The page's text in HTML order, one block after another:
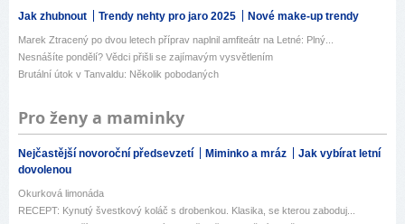
Jak zhubnout Trendy nehty pro jaro 2025 Nové make-up trendy
Marek Ztracený po dvou letech příprav naplnil amfiteátr na Letné: Plný...
Nesnášíte pondělí? Vědci přišli se zajímavým vysvětlením
Brutální útok v Tanvaldu: Několik pobodaných
Pro ženy a maminky
Nejčastější novoroční předsevzetí Miminko a mráz
Jak vybírat letní
dovolenou
Okurková limonáda
RECEPT: Kynutý švestkový koláč s drobenkou. Klasika, se kterou zaboduj...